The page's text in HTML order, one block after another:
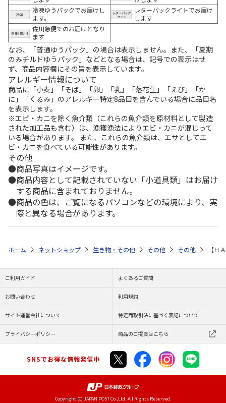
冷凍ゆうパックでお届けし
ます。
レターパックライトでお届け
します
佐川急便でのお届けとなり
ます
なお、「普通ゆうパック」の場合は表示しません。また、「夏期
のみチルドゆうパック」などとなる場合は、記号での表示はせ
ず、商品内容欄にその旨を表示しています。
アレルギー情報について
商品に「小麦」「そば」「卵」「乳」「落花生」「えび」「か
に」「くるみ」のアレルギー特定8品目を含んでいる場合に品目名
を表示します。
※エビ・カニを除く魚介類（これらの魚介類を原材料として製造
された加工品も含む）は、漁獲漁法によりエビ・カニが混じって
いる場合があります。 また、これらの魚介類は、エサとしてエ
ビ・カニを食べている可能性があります。
その他
商品写真はイメージです。
商品内容として記載されていない「小道具類」はお届け
する商品に含まれておりません。
商品の色は、ご覧になるパソコンなどの環境により、実
際と異なる場合があります。
ホーム ネットショップ 生き物・その他 その他 その他 【Ｈ
ご利用ガイド よくあるご質問
お問い合わせ 利用規約
サイト運営会社について 特定商取引法に基づく表記について
プライバシーポリシー 商品のご提案はこちら
SNSでお得な情報発信中
Copyright (C) JAPAN POST Co.,Ltd. All Rights Reserved.